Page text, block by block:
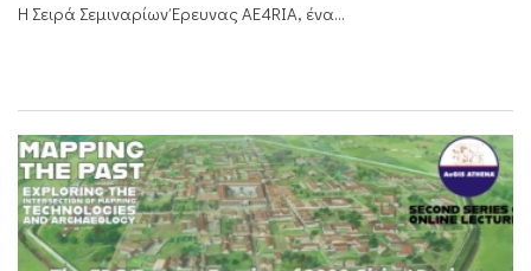
Η Σειρά Σεμιναρίων Έρευνας AE4RIA, ένα...